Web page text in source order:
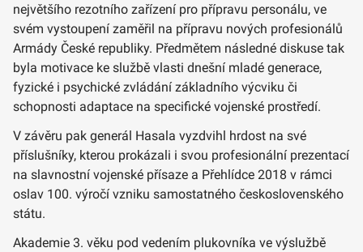
největšího rezotního zařízení pro přípravu personálu, ve
svém vystoupení zaměřil na přípravu nových profesionálů
Armády České republiky. Předmětem následné diskuse tak
byla motivace ke službě vlasti dnešní mladé generace,
fyzické i psychické zvládání základního výcviku či
schopnosti adaptace na specifické vojenské prostředí.
V závěru pak generál Hasala vyzdvihl hrdost na své
příslušníky, kterou prokázali i svou profesionální prezentací
na slavnostní vojenské přísaze a Přehlídce 2018 v rámci
oslav 100. výročí vzniku samostatného československého
státu.
Akademie 3. věku pod vedením plukovníka ve výslužbě